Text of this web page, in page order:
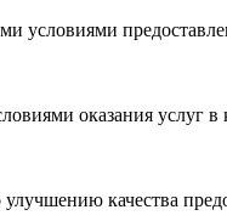
условиями
ли Вы в целом условиями
качества